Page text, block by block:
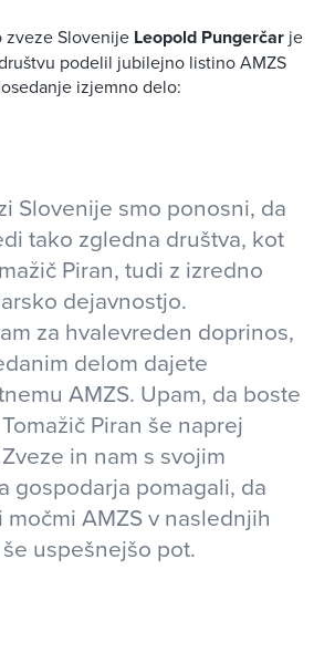
zveze Slovenije Leopold Pungerčar je
podelil jubilejno listino AMZS
izjemno delo:
Slovenije smo ponosni, da
tako zgledna društva, kot
Piran, tudi z izredno
dejavnostjo.
za hvalevreden doprinos,
delom dajete
AMZS. Upam, da boste
Piran še naprej
in nam s svojim
gospodarja pomagali, da
AMZS v naslednjih
uspešnejšo pot.